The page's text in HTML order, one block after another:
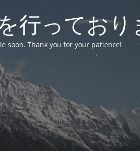
行っており
soon. Thank you for your patience!